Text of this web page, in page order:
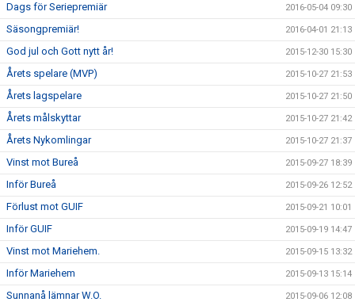
Dags för Seriepremiär 2016-05-04 09:30
Säsongpremiär! 2016-04-01 21:13
God jul och Gott nytt år! 2015-12-30 15:30
Årets spelare (MVP) 2015-10-27 21:53
Årets lagspelare 2015-10-27 21:50
Årets målskyttar 2015-10-27 21:42
Årets Nykomlingar 2015-10-27 21:37
Vinst mot Bureå 2015-09-27 18:39
Inför Bureå 2015-09-26 12:52
Förlust mot GUIF 2015-09-21 10:01
Inför GUIF 2015-09-19 14:47
Vinst mot Mariehem. 2015-09-15 13:32
Inför Mariehem 2015-09-13 15:14
Sunnanå lämnar W.O. 2015-09-06 12:08